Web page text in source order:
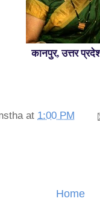
कानपुर, उत्तर
at 1:00 PM
Home